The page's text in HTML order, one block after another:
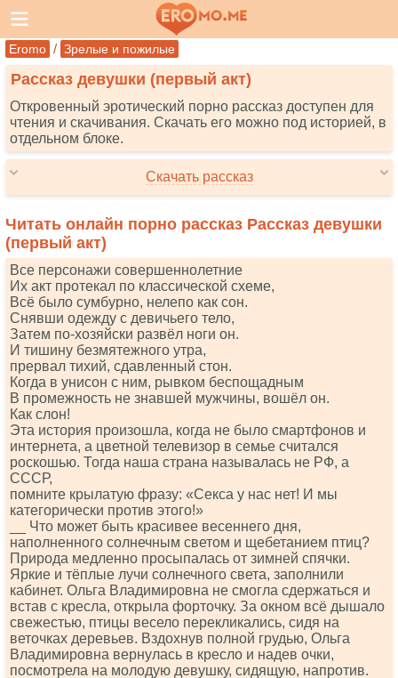
Eromo / Зрелые и пожилые
Рассказ девушки (первый акт)
Откровенный эротический порно рассказ доступен для
чтения и скачивания. Скачать его можно под историей, в
отдельном блоке.
Скачать рассказ
Читать онлайн порно рассказ Рассказ девушки
(первый акт)
Все персонажи совершеннолетние
Их акт протекал по классической схеме,
Всё было сумбурно, нелепо как сон.
Снявши одежду с девичьего тело,
Затем по-хозяйски развёл ноги он.
И тишину безмятежного утра,
прервал тихий, сдавленный стон.
Когда в унисон с ним, рывком беспощадным
В промежность не знавшей мужчины, вошёл он.
Как слон!
Эта история произошла, когда не было смартфонов и
интернета, а цветной телевизор в семье считался
роскошью. Тогда наша страна называлась не РФ, а
СССР,
помните крылатую фразу: «Секса у нас нет! И мы
категорически против этого!»
__ Что может быть красивее весеннего дня,
наполненного солнечным светом и щебетанием птиц?
Природа медленно просыпалась от зимней спячки.
Яркие и тёплые лучи солнечного света, заполнили
кабинет. Ольга Владимировна не смогла сдержаться и
встав с кресла, открыла форточку. За окном всё дышало
свежестью, птицы весело перекликались, сидя на
веточках деревьев. Вздохнув полной грудью, Ольга
Владимировна вернулась в кресло и надев очки,
посмотрела на молодую девушку, сидящую, напротив.